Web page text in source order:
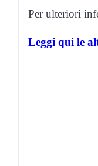
Per ulteriori
Leggi qui le